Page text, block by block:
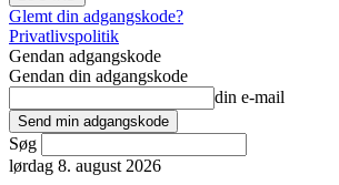
Glemt din adgangskode?
Privatlivspolitik
Gendan adgangskode
Gendan din adgangskode
din e-mail
Søg
lørdag 8. august 2026